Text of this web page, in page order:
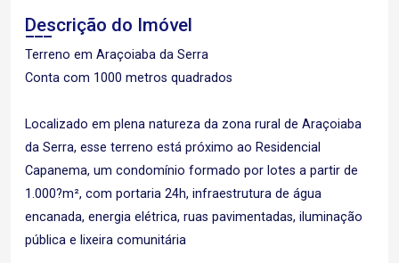
Descrição do Imóvel
Terreno em Araçoiaba da Serra
Conta com 1000 metros quadrados
Localizado em plena natureza da zona rural de Araçoiaba
da Serra, esse terreno está próximo ao Residencial
Capanema, um condomínio formado por lotes a partir de
1.000?m², com portaria 24h, infraestrutura de água
encanada, energia elétrica, ruas pavimentadas, iluminação
pública e lixeira comunitária